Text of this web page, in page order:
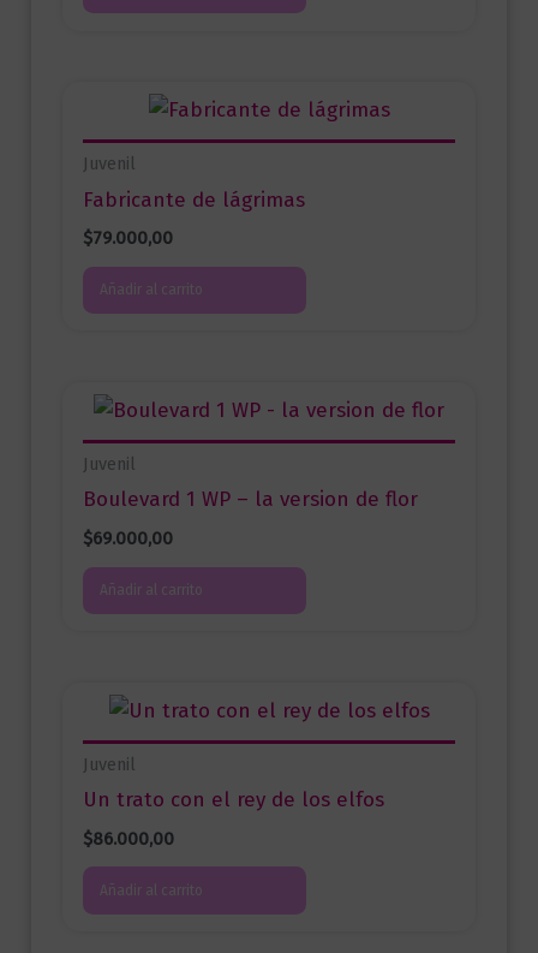
Juvenil
Fabricante de lágrimas
$79.000,00
Añadir al carrito
Juvenil
Boulevard 1 WP – la version de flor
$69.000,00
Añadir al carrito
Juvenil
Un trato con el rey de los elfos
$86.000,00
Añadir al carrito